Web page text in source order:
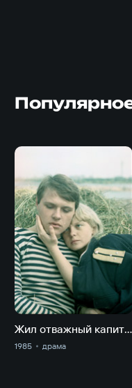
Жил отважный капитан
1985 драма